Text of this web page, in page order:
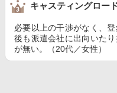
キャスティングロー
必要以上の干渉がなく、
後も派遣会社に出向いた
が無い。（20代／女性）